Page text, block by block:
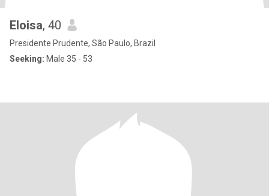
Eloisa, 40
Presidente Prudente, São Paulo, Brazil
Seeking: Male 35 - 53